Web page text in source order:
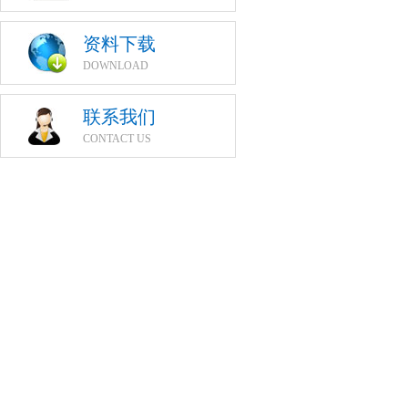
资料下载
DOWNLOAD
联系我们
CONTACT US